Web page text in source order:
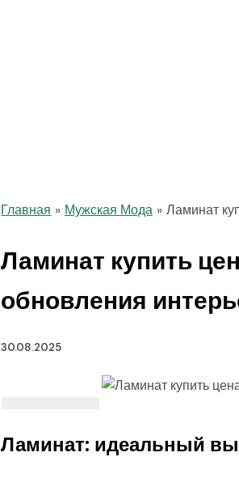
Главная Мужская Мода Ламинат
Ламинат купить
обновления
30.08.2025
Ламинат: идеальный